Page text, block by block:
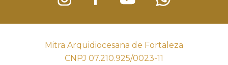
Mitra Arquidiocesana de Fortaleza
CNPJ 07.210.925/0023-11